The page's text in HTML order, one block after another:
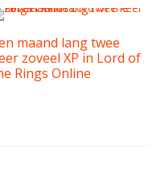
maand lang twee
zoveel XP in Lord of
Rings Online